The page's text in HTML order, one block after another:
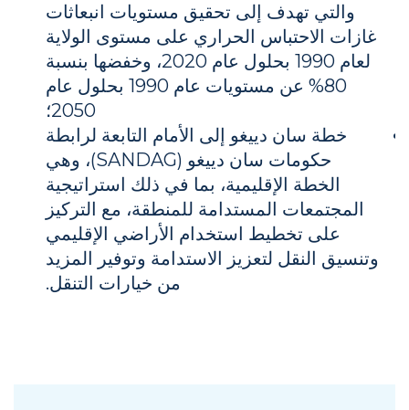
والتي تهدف إلى تحقيق مستويات انبعاثات
غازات الاحتباس الحراري على مستوى الولاية
لعام 1990 بحلول عام 2020، وخفضها بنسبة
80% عن مستويات عام 1990 بحلول عام
2050؛
خطة سان دييغو إلى الأمام التابعة لرابطة
حكومات سان دييغو (SANDAG)، وهي
الخطة الإقليمية، بما في ذلك استراتيجية
المجتمعات المستدامة للمنطقة، مع التركيز
على تخطيط استخدام الأراضي الإقليمي
وتنسيق النقل لتعزيز الاستدامة وتوفير المزيد
من خيارات التنقل.